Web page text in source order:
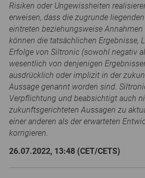
Risiken oder Ungewissheiten
erweisen, dass die zugrunde
eintreten beziehungsweise
können die tatsächlichen Ergebnisse,
Erfolge von Siltronic (sowohl negativ
wesentlich von denjenigen
ausdrücklich oder implizit in der
Aussage genannt worden sind.
Verpflichtung und beabsichtigt auch
zukunftsgerichteten Aussagen zu
einer anderen als der erwarteten
korrigieren.
26.07.2022, 13:48 (CET/CETS)